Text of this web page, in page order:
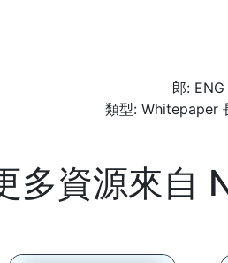
郎: ENG
類型: Whitepaper
多資源來自